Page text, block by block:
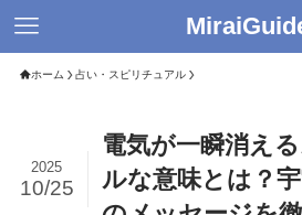
ホーム 占い・スピリチュアル
電気が一瞬消え
ルな意味とは？
2025
10/25